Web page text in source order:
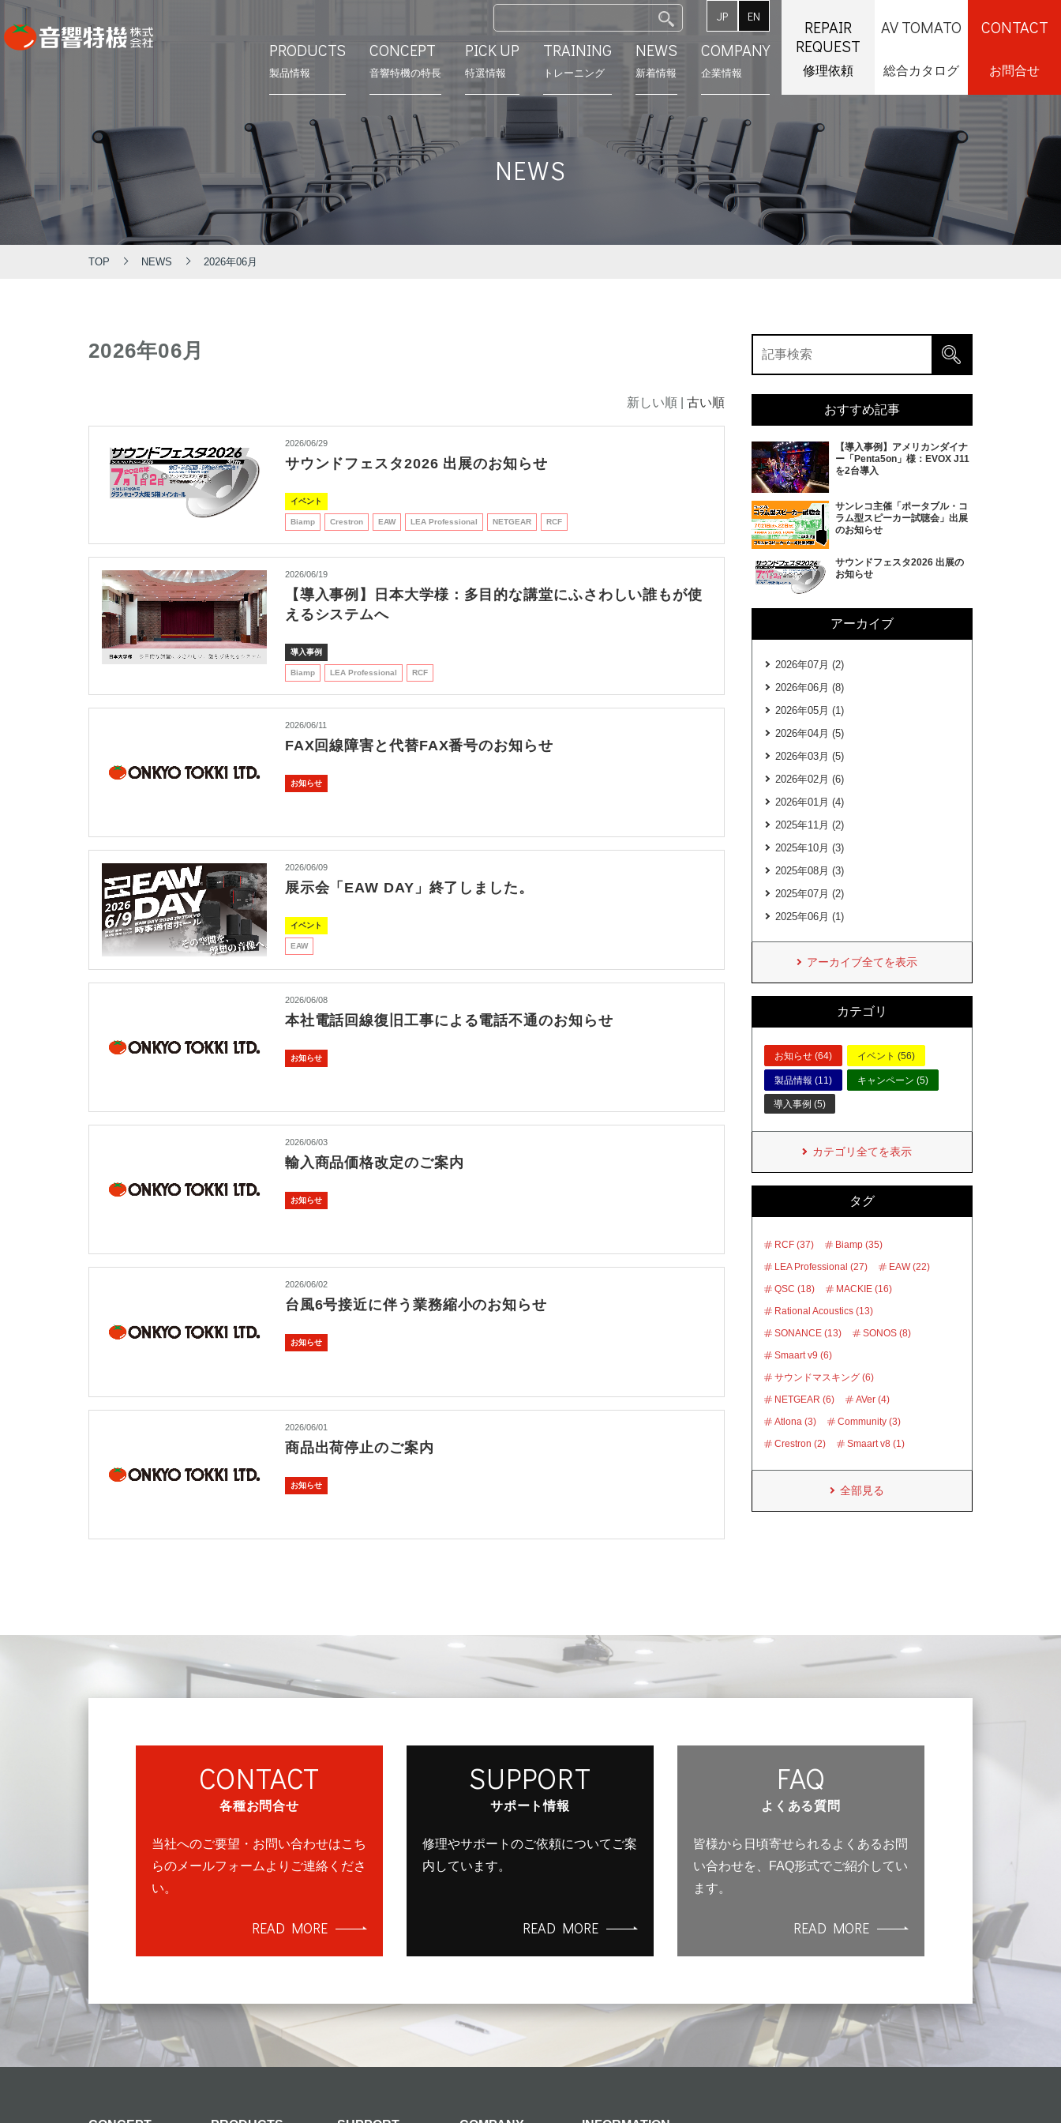
JP EN
PRODUCTS
製品情報
PRODUCTS
製品情報
CONCEPT
⾳響特機の特長
CONCEPT
⾳響特機の特長
⾳響特機の特長 モデルルーム
PICK UP
特選情報
TRAINING
トレーニング
NEWS
新着情報
COMPANY
企業情報
COMPANY
企業情報
会社概要 営業所 会社沿革
REPAIR
REQUEST
修理依頼
AV TOMATO
総合カタログ
CONTACT
お問合せ
NEWS
TOP NEWS 2026年06月
2026年06月
新しい順 |古い順
2026/06/29
サウンドフェスタ2026 出展のお知らせ
イベント
Biamp Crestron EAW LEA Professional NETGEAR RCF
2026/06/19
【導入事例】日本大学様：多目的な講堂にふさわしい誰もが使
えるシステムへ
導入事例
Biamp LEA Professional RCF
2026/06/11
FAX回線障害と代替FAX番号のお知らせ
お知らせ
2026/06/09
展示会「EAW DAY」終了しました。
イベント
EAW
2026/06/08
本社電話回線復旧工事による電話不通のお知らせ
お知らせ
2026/06/03
輸入商品価格改定のご案内
お知らせ
2026/06/02
台風6号接近に伴う業務縮小のお知らせ
お知らせ
2026/06/01
商品出荷停止のご案内
お知らせ
おすすめ記事
【導入事例】アメリカンダイナ
ー「Penta5on」様：EVOX J11
を2台導入
サンレコ主催「ポータブル・コ
ラム型スピーカー試聴会」出展
のお知らせ
サウンドフェスタ2026 出展の
お知らせ
アーカイブ
2026年07月 (2)
2026年06月 (8)
2026年05月 (1)
2026年04月 (5)
2026年03月 (5)
2026年02月 (6)
2026年01月 (4)
2025年11月 (2)
2025年10月 (3)
2025年08月 (3)
2025年07月 (2)
2025年06月 (1)
アーカイブ全てを表示
カテゴリ
お知らせ (64) イベント (56)
製品情報 (11) キャンペーン (5)
導入事例 (5)
カテゴリ全てを表示
タグ
RCF (37)
Biamp (35)
LEA Professional (27)
EAW (22)
QSC (18)
MACKIE (16)
Rational Acoustics (13)
SONANCE (13)
SONOS (8)
Smaart v9 (6)
サウンドマスキング (6)
NETGEAR (6)
AVer (4)
Atlona (3)
Community (3)
Crestron (2)
Smaart v8 (1)
全部見る
CONTACT
各種お問合せ
当社へのご要望・お問い合わせはこち
らのメールフォームよりご連絡くださ
い。
READ MORE
SUPPORT
サポート情報
修理やサポートのご依頼についてご案
内しています。
READ MORE
FAQ
よくある質問
皆様から日頃寄せられるよくあるお問
い合わせを、FAQ形式でご紹介してい
ます。
READ MORE